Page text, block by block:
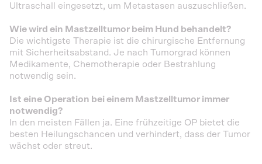
Ultraschall eingesetzt, um Metastasen auszuschließen.
Wie wird ein Mastzelltumor beim Hund behandelt?
Die wichtigste Therapie ist die chirurgische Entfernung
mit Sicherheitsabstand. Je nach Tumorgrad können
Medikamente, Chemotherapie oder Bestrahlung
notwendig sein.
Ist eine Operation bei einem Mastzelltumor immer
notwendig?
In den meisten Fällen ja. Eine frühzeitige OP bietet die
besten Heilungschancen und verhindert, dass der Tumor
wächst oder streut.